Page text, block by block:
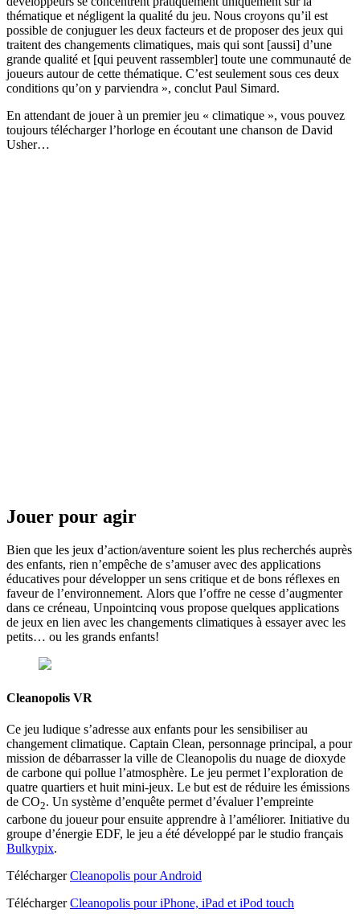
thématique et négligent la qualité du jeu. Nous croyons qu’il est
possible de conjuguer les deux facteurs et de proposer des jeux qui
traitent des changements climatiques, mais qui sont [aussi] d’une
grande qualité et [qui peuvent rassembler] toute une communauté de
joueurs autour de cette thématique. C’est seulement sous ces deux
conditions qu’on y parviendra », conclut Paul Simard.
En attendant de jouer à un premier jeu « climatique », vous pouvez
toujours télécharger l’horloge en écoutant une chanson de David
Usher…
Jouer pour agir
Bien que les jeux d’action/aventure soient les plus recherchés auprès
des enfants, rien n’empêche de s’amuser avec des applications
éducatives pour développer un sens critique et de bons réflexes en
faveur de l’environnement. Alors que l’offre ne cesse d’augmenter
dans ce créneau, Unpointcinq vous propose quelques applications
de jeux en lien avec les changements climatiques à essayer avec les
petits… ou les grands enfants!
Cleanopolis VR
Ce jeu ludique s’adresse aux enfants pour les sensibiliser au
changement climatique. Captain Clean, personnage principal, a pour
mission de débarrasser la ville de Cleanopolis du nuage de dioxyde
de carbone qui pollue l’atmosphère. Le jeu permet l’exploration de
quatre quartiers et huit mini-jeux. Le but est de réduire les émissions
de CO2. Un système d’enquête permet d’évaluer l’empreinte
carbone du joueur pour ensuite apprendre à l’améliorer. Initiative du
groupe d’énergie EDF, le jeu a été développé par le studio français
Bulkypix.
TéléchargerCleanopolis pour Android
TéléchargerCleanopolis pour iPhone, iPad et iPod touch